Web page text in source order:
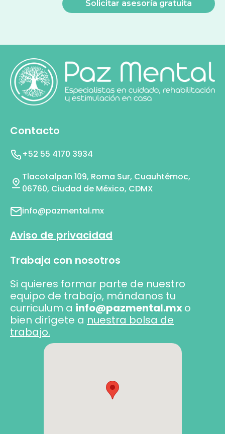
Contacto
+52 55 4170 3934
Tlacotalpan 109, Roma Sur, Cuauhtémoc,
06760, Ciudad de México, CDMX
info@pazmental.mx
Aviso de privacidad
Trabaja con nosotros
Si quieres formar parte de nuestro
equipo de trabajo, mándanos tu
curriculum a info@pazmental.mxo
bien dirígete a nuestra bolsa de
trabajo.